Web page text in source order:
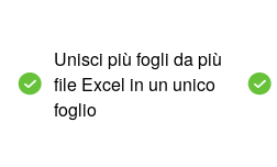
Unisci più fogli da più
file Excel in un unico
foglio